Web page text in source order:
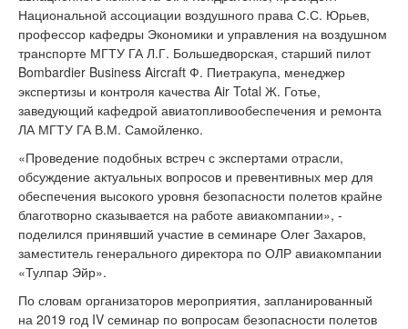
Национальной ассоциации воздушного права С.С. Юрьев,
профессор кафедры Экономики и управления на воздушном
транспорте МГТУ ГА Л.Г. Большедворская, старший пилот
Bombardier Business Aircraft Ф. Пиетракупа, менеджер
экспертизы и контроля качества Air Total Ж. Готье,
заведующий кафедрой авиатопливообеспечения и ремонта
ЛА МГТУ ГА В.М. Самойленко.
«Проведение подобных встреч с экспертами отрасли,
обсуждение актуальных вопросов и превентивных мер для
обеспечения высокого уровня безопасности полетов крайне
благотворно сказывается на работе авиакомпании», -
поделился принявший участие в семинаре Олег Захаров,
заместитель генерального директора по ОЛР авиакомпании
«Тулпар Эйр».
По словам организаторов мероприятия, запланированный
на 2019 год IV семинар по вопросам безопасности полетов